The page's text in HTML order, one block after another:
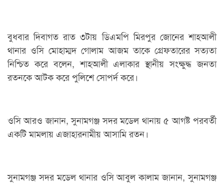
বুধবার দিবাগত রাত ৩টায় ডিএমপি মিরপুর জোনের শাহআলী
থানার ওসি মোহাম্মদ গোলাম আজম তাকে গ্রেফতারের সত্যতা
নিশ্চিত করে বলেন, শাহআলী এলাকার স্থানীয় সংক্ষুদ্ধ জনতা
রতনকে আটক করে পুলিশে সোপর্দ করে।
ওসি আরও জানান, সুনামগঞ্জ সদর মডেল থানায় ৫ আগষ্ট পরবর্তী
একটি মামলায় এজাহারনামীয় আসামি রতন।
সুনামগঞ্জ সদর মডেল থানার ওসি আবুল কালাম জানান, সুনামগঞ্জ